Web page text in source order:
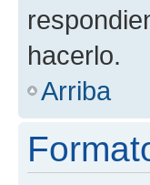
hacerlo.
Arriba